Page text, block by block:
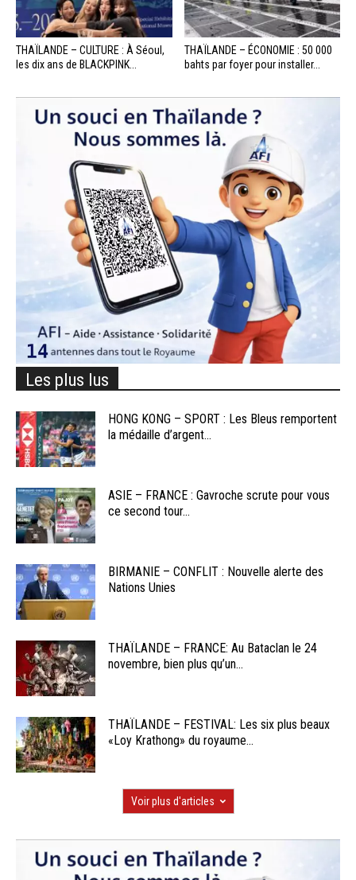
THAÏLANDE – CULTURE : À Séoul,
les dix ans de BLACKPINK...
THAÏLANDE – ÉCONOMIE : 50 000
bahts par foyer pour installer...
Les plus lus
HONG KONG – SPORT : Les Bleus remportent
la médaille d’argent...
ASIE – FRANCE : Gavroche scrute pour vous
ce second tour...
BIRMANIE – CONFLIT : Nouvelle alerte des
Nations Unies
THAÏLANDE – FRANCE: Au Bataclan le 24
novembre, bien plus qu’un...
THAÏLANDE – FESTIVAL: Les six plus beaux
«Loy Krathong» du royaume...
Voir plus d'articles